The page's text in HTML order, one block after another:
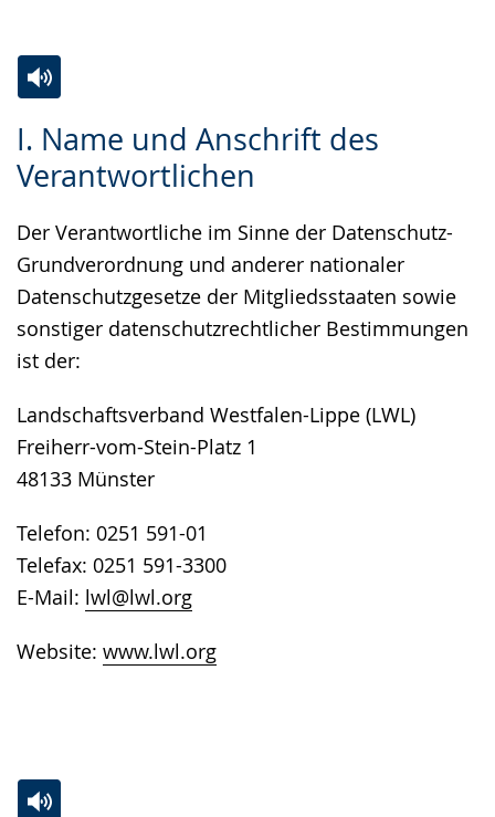
angezeigt.
I. Name und Anschrift des
Verantwortlichen
Der Verantwortliche im Sinne der Datenschutz-
Grundverordnung und anderer nationaler
Datenschutzgesetze der Mitgliedsstaaten sowie
sonstiger datenschutzrechtlicher Bestimmungen
ist der:
Landschaftsverband Westfalen-Lippe (LWL)
Freiherr-vom-Stein-Platz 1
48133 Münster
Telefon: 0251 591-01
Telefax: 0251 591-3300
E-Mail: lwl@lwl.org
Website: www.lwl.org
Leichten
Sprache
Audio-
Unterstützung.
Video
in
Gebärdensprache
wird
angezeigt.